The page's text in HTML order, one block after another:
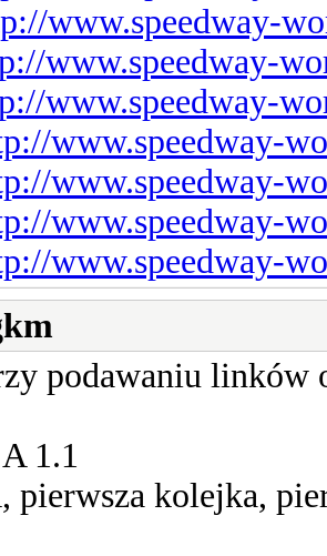
www.speedway-
www.speedway-
www.speedway-
www.speedway-
www.speedway-
www.speedway-
www.speedway-
podawaniu linków
1.1
pierwsza kolejka,